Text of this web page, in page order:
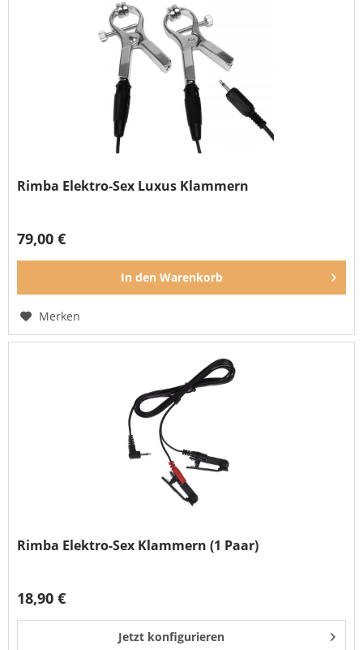
Rimba Elektro-Sex Luxus Klammern
79,00 €
In den Warenkorb
Merken
Rimba Elektro-Sex Klammern (1 Paar)
18,90 €
Jetzt konfigurieren